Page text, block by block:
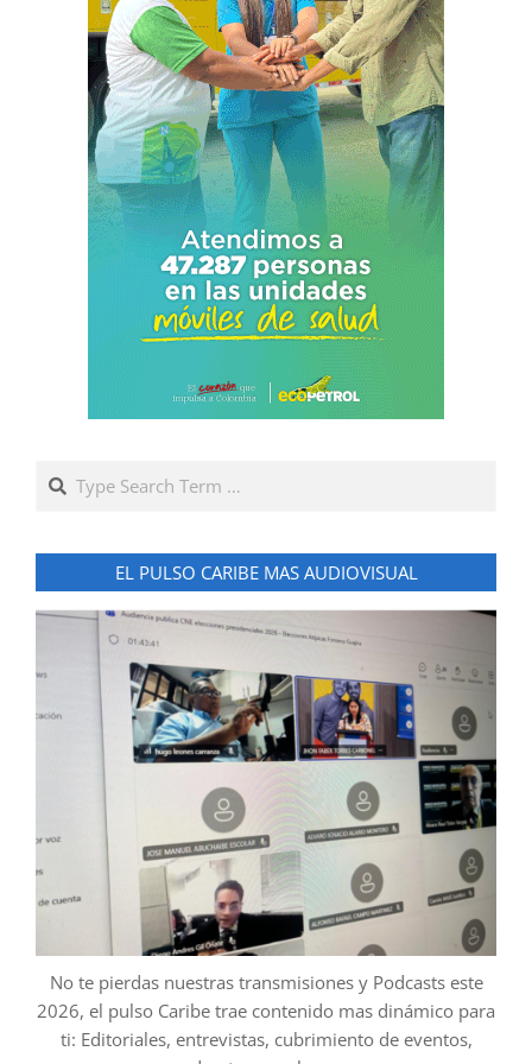
Search
EL PULSO CARIBE MAS AUDIOVISUAL
No te pierdas nuestras transmisiones y Podcasts este
2026, el pulso Caribe trae contenido mas dinámico para
ti: Editoriales, entrevistas, cubrimiento de eventos,